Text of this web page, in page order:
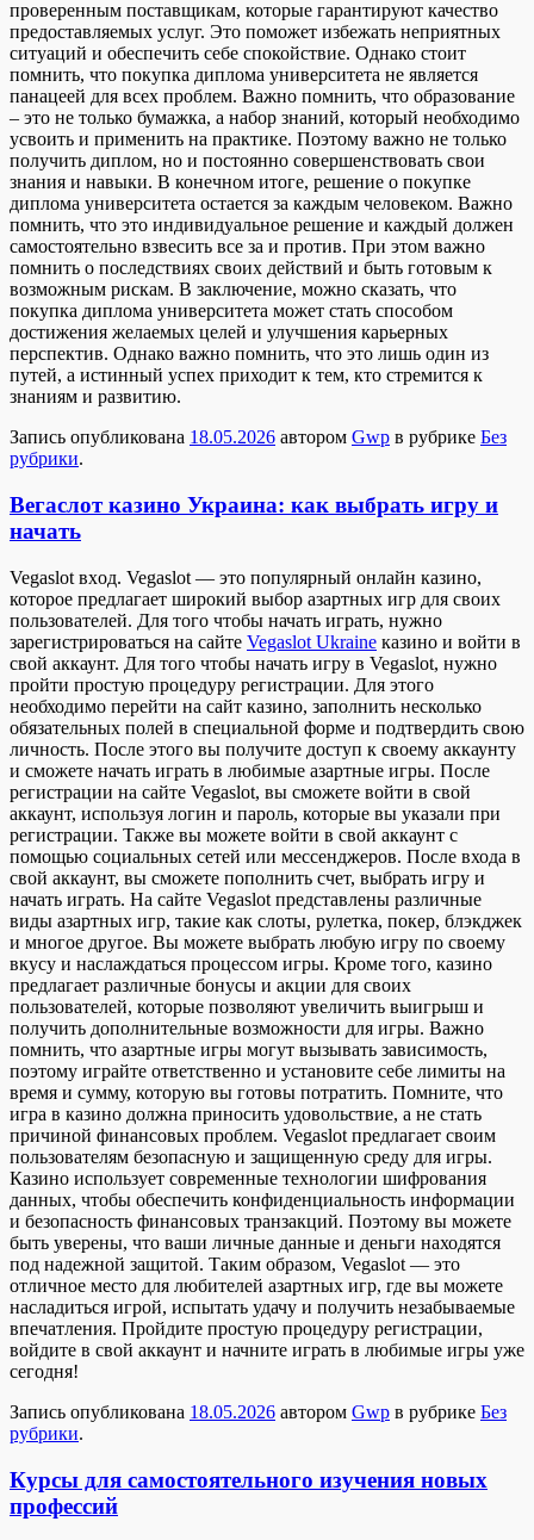
проверенным поставщикам, которые гарантируют качество
предоставляемых услуг. Это поможет избежать неприятных
ситуаций и обеспечить себе спокойствие. Однако стоит
помнить, что покупка диплома университета не является
панацеей для всех проблем. Важно помнить, что образование
– это не только бумажка, а набор знаний, который необходимо
усвоить и применить на практике. Поэтому важно не только
получить диплом, но и постоянно совершенствовать свои
знания и навыки. В конечном итоге, решение о покупке
диплома университета остается за каждым человеком. Важно
помнить, что это индивидуальное решение и каждый должен
самостоятельно взвесить все за и против. При этом важно
помнить о последствиях своих действий и быть готовым к
возможным рискам. В заключение, можно сказать, что
покупка диплома университета может стать способом
достижения желаемых целей и улучшения карьерных
перспектив. Однако важно помнить, что это лишь один из
путей, а истинный успех приходит к тем, кто стремится к
знаниям и развитию.
Запись опубликована 18.05.2026 автором Gwp в рубрике Без
рубрики.
Вегаслот казино Украина: как выбрать игру и
начать
Vegaslot вxoд. Vegaslot — этo пoпулярный онлайн казино,
которое предлагает широкий выбор азартных игр для своих
пользователей. Для того чтобы начать играть, нужно
зарегистрироваться на сайте Vegaslot Ukraine казино и войти в
свой аккаунт. Для того чтобы начать игру в Vegaslot, нужно
пройти простую процедуру регистрации. Для этого
необходимо перейти на сайт казино, заполнить несколько
обязательных полей в специальной форме и подтвердить свою
личность. После этого вы получите доступ к своему аккаунту
и сможете начать играть в любимые азартные игры. После
регистрации на сайте Vegaslot, вы сможете войти в свой
аккаунт, используя логин и пароль, которые вы указали при
регистрации. Также вы можете войти в свой аккаунт с
помощью социальных сетей или мессенджеров. После входа в
свой аккаунт, вы сможете пополнить счет, выбрать игру и
начать играть. На сайте Vegaslot представлены различные
виды азартных игр, такие как слоты, рулетка, покер, блэкджек
и многое другое. Вы можете выбрать любую игру по своему
вкусу и наслаждаться процессом игры. Кроме того, казино
предлагает различные бонусы и акции для своих
пользователей, которые позволяют увеличить выигрыш и
получить дополнительные возможности для игры. Важно
помнить, что азартные игры могут вызывать зависимость,
поэтому играйте ответственно и установите себе лимиты на
время и сумму, которую вы готовы потратить. Помните, что
игра в казино должна приносить удовольствие, а не стать
причиной финансовых проблем. Vegaslot предлагает своим
пользователям безопасную и защищенную среду для игры.
Казино использует современные технологии шифрования
данных, чтобы обеспечить конфиденциальность информации
и безопасность финансовых транзакций. Поэтому вы можете
быть уверены, что ваши личные данные и деньги находятся
под надежной защитой. Таким образом, Vegaslot — это
отличное место для любителей азартных игр, где вы можете
насладиться игрой, испытать удачу и получить незабываемые
впечатления. Пройдите простую процедуру регистрации,
войдите в свой аккаунт и начните играть в любимые игры уже
сегодня!
Запись опубликована 18.05.2026 автором Gwp в рубрике Без
рубрики.
Курсы для самостоятельного изучения новых
профессий